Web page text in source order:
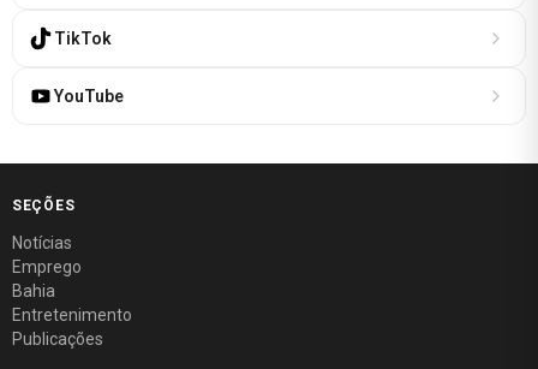
TikTok
YouTube
SEÇÕES
Notícias
Emprego
Bahia
Entretenimento
Publicações